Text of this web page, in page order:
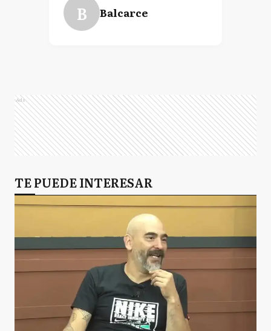
B Balcarce
Ads
TE PUEDE INTERESAR